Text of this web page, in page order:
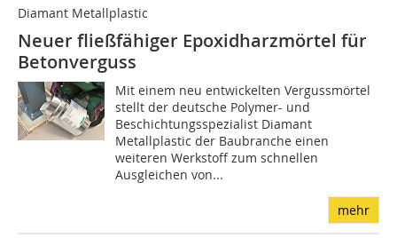
Diamant Metallplastic
Neuer fließfähiger Epoxidharzmörtel für
Betonverguss
Mit einem neu entwickelten Vergussmörtel
stellt der deutsche Polymer- und
Beschichtungsspezialist Diamant
Metallplastic der Baubranche einen
weiteren Werkstoff zum schnellen
Ausgleichen von...
mehr